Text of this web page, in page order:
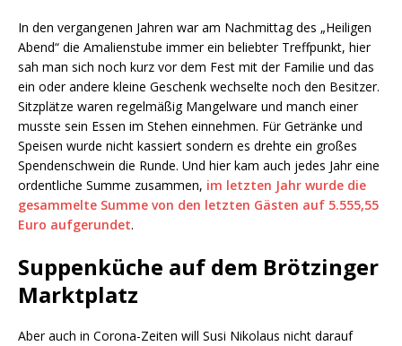
In den vergangenen Jahren war am Nachmittag des „Heiligen
Abend“ die Amalienstube immer ein beliebter Treffpunkt, hier
sah man sich noch kurz vor dem Fest mit der Familie und das
ein oder andere kleine Geschenk wechselte noch den Besitzer.
Sitzplätze waren regelmäßig Mangelware und manch einer
musste sein Essen im Stehen einnehmen. Für Getränke und
Speisen wurde nicht kassiert sondern es drehte ein großes
Spendenschwein die Runde. Und hier kam auch jedes Jahr eine
ordentliche Summe zusammen, im letzten Jahr wurde die
gesammelte Summe von den letzten Gästen auf 5.555,55
Euro aufgerundet.
Suppenküche auf dem Brötzinger
Marktplatz
Aber auch in Corona-Zeiten will Susi Nikolaus nicht darauf